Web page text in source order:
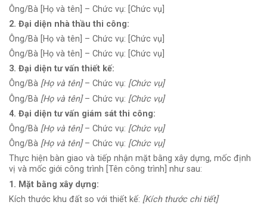
Ông/Bà [Họ và tên] – Chức vụ: [Chức vụ]
2. Đại diện nhà thầu thi công:
Ông/Bà [Họ và tên] – Chức vụ: [Chức vụ]
Ông/Bà [Họ và tên] – Chức vụ: [Chức vụ]
3. Đại diện tư vấn thiết kế:
Ông/Bà [Họ và tên] – Chức vụ: [Chức vụ]
Ông/Bà [Họ và tên]– Chức vụ: [Chức vụ]
4. Đại diện tư vấn giám sát thi công:
Ông/Bà [Họ và tên]– Chức vụ: [Chức vụ]
Ông/Bà [Họ và tên]– Chức vụ: [Chức vụ]
Thực hiện bàn giao và tiếp nhận mặt bằng xây dựng, mốc định
vị và mốc giới công trình [Tên công trình] như sau:
1. Mặt bằng xây dựng:
Kích thước khu đất so với thiết kế: [Kích thước chi tiết]